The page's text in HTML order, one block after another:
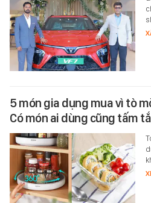
5 món gia dụng mua vì tò
Có món ai dùng cũng tấm